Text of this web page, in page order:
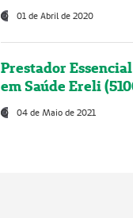
01 de Abril de 2020
Prestador
em Saúde Ereli
04 de Maio de 2021